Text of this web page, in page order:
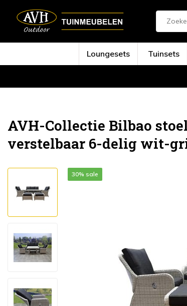
Loungesets Tuinsets
AVH-Collectie Bilbao
verstelbaar 6-delig wit-
30% sale